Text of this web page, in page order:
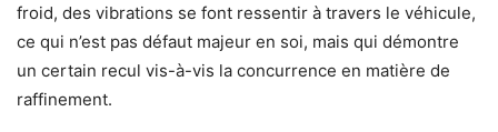
froid, des vibrations se font ressentir à travers le véhicule,
ce qui n’est pas défaut majeur en soi, mais qui démontre
un certain recul vis-à-vis la concurrence en matière de
raffinement.